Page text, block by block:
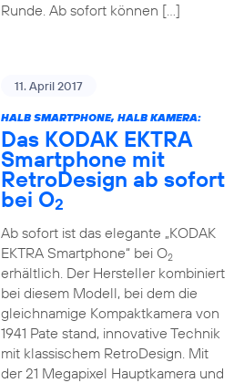
Runde. Ab sofort können […]
11. April 2017
HALB SMARTPHONE, HALB KAMERA:
Das KODAK EKTRA
Smartphone mit
RetroDesign ab sofort
bei O2
Ab sofort ist das elegante „KODAK
EKTRA Smartphone“ bei O2
erhältlich. Der Hersteller kombiniert
bei diesem Modell, bei dem die
gleichnamige Kompaktkamera von
1941 Pate stand, innovative Technik
mit klassischem RetroDesign. Mit
der 21 Megapixel Hauptkamera und